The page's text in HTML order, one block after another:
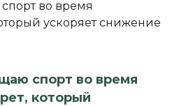
спорт во время
который